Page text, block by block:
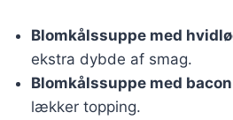
Blomkålssuppe med
ekstra dybde af smag.
Blomkålssuppe med bacon
lækker topping.